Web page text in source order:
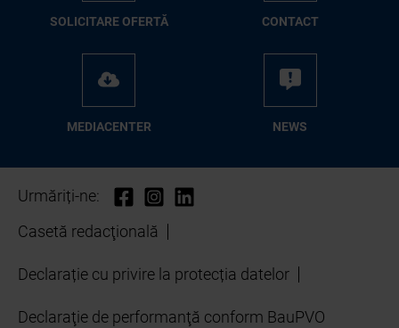
SO­LI­CI­TA­RE OFER­TĂ CON­TA­CT
ME­D­IA­CEN­TER NEWS
Urmăriți-ne:
Casetă redacţională
Declarație cu privire la protecția datelor
Declaraţie de performanţă conform BauPVO